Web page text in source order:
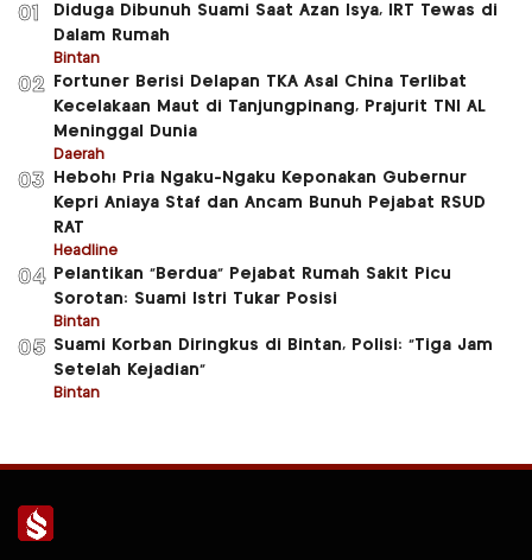
01
Diduga Dibunuh Suami Saat Azan Isya, IRT Tewas di
Dalam Rumah
Bintan
02
Fortuner Berisi Delapan TKA Asal China Terlibat
Kecelakaan Maut di Tanjungpinang, Prajurit TNI AL
Meninggal Dunia
Daerah
03
Heboh! Pria Ngaku-Ngaku Keponakan Gubernur
Kepri Aniaya Staf dan Ancam Bunuh Pejabat RSUD
RAT
Headline
04
Pelantikan “Berdua” Pejabat Rumah Sakit Picu
Sorotan: Suami Istri Tukar Posisi
Bintan
05 Suami Korban Diringkus di Bintan, Polisi: “Tiga Jam
Setelah Kejadian”
Bintan